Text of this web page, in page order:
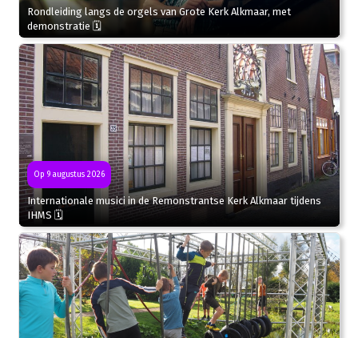
Rondleiding langs de orgels van Grote Kerk Alkmaar, met
demonstratie 🗓
Op 9 augustus 2026
Internationale musici in de Remonstrantse Kerk Alkmaar tijdens
IHMS 🗓